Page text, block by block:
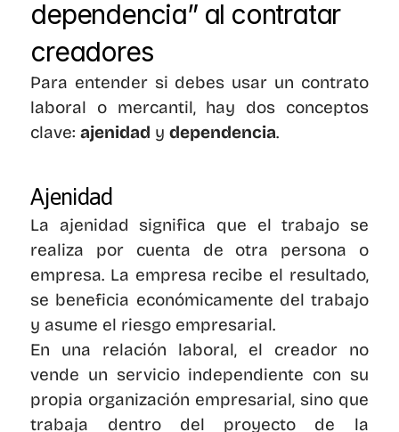
dependencia” al contratar
creadores
Para entender si debes usar un contrato
laboral o mercantil, hay dos conceptos
clave: ajenidad y dependencia.
Ajenidad
La ajenidad significa que el trabajo se
realiza por cuenta de otra persona o
empresa. La empresa recibe el resultado,
se beneficia económicamente del trabajo
y asume el riesgo empresarial.
En una relación laboral, el creador no
vende un servicio independiente con su
propia organización empresarial, sino que
trabaja dentro del proyecto de la